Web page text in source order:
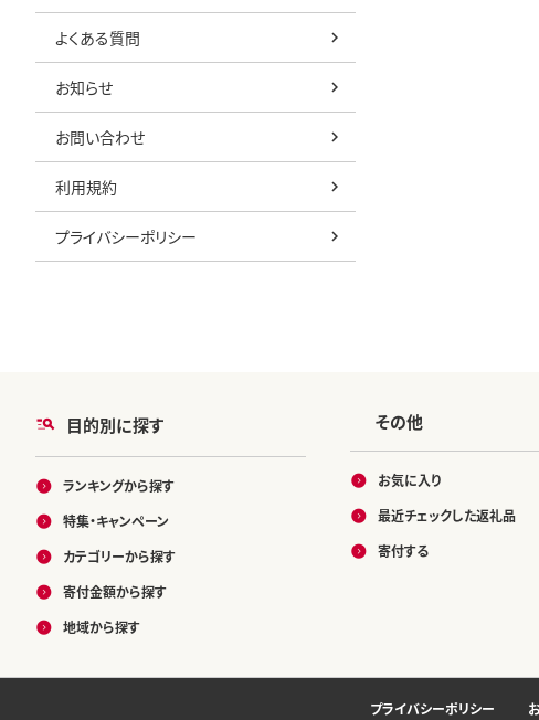
よくある質問
お知らせ
お問い合わせ
利用規約
プライバシーポリシー
目的別に探す
ランキングから探す
特集・キャンペーン
カテゴリーから探す
寄付金額から探す
地域から探す
その他
お気に入り
最近チェックした返礼品
寄付する
プライバシーポリシー